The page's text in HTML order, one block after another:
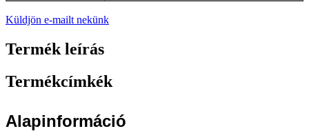
Küldjön e-mailt nekünk
Termék leírás
Termékcímkék
Alapinformáció